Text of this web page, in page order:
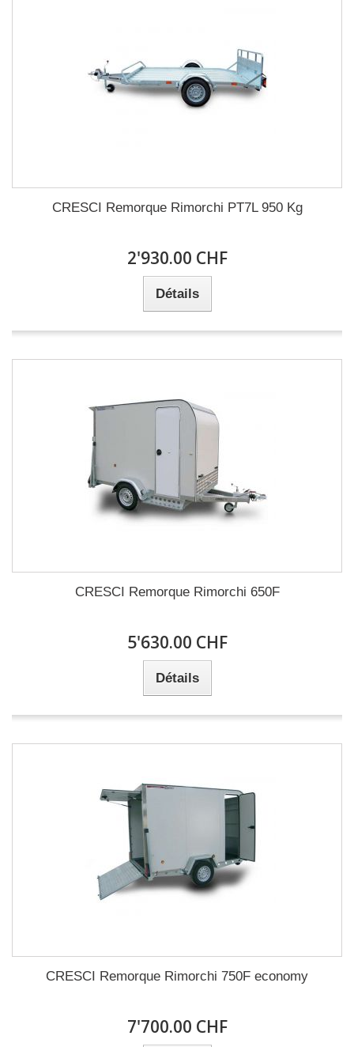
CRESCI Remorque Rimorchi PT7L 950 Kg
2'930.00 CHF
Détails
CRESCI Remorque Rimorchi 650F
5'630.00 CHF
Détails
CRESCI Remorque Rimorchi 750F economy
7'700.00 CHF